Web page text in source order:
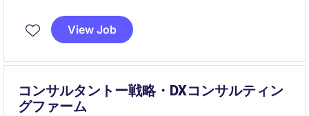
拡大の中心メンバーとして活躍いただきます。
View Job
コンサルタントー戦略・DXコンサルティン
グファーム